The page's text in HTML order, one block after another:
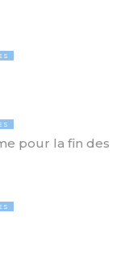
pour la fin des